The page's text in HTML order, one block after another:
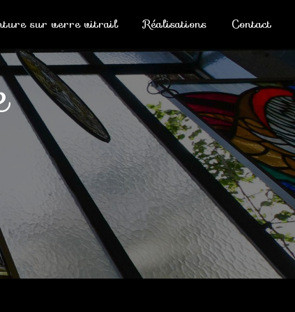
sur verre vitrail Réalisations Contact